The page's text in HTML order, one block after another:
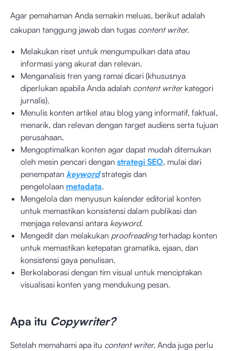
Agar pemahaman Anda semakin meluas, berikut adalah
cakupan tanggung jawab dan tugas content writer.
Melakukan riset untuk mengumpulkan data atau
informasi yang akurat dan relevan.
Menganalisis tren yang ramai dicari (khususnya
diperlukan apabila Anda adalah content writer kategori
jurnalis).
Menulis konten artikel atau blog yang informatif, faktual,
menarik, dan relevan dengan target audiens serta tujuan
perusahaan.
Mengoptimalkan konten agar dapat mudah ditemukan
oleh mesin pencari dengan strategi SEO, mulai dari
penempatan keywordstrategis dan
pengelolaan metadata.
Mengelola dan menyusun kalender editorial konten
untuk memastikan konsistensi dalam publikasi dan
menjaga relevansi antara keyword.
Mengedit dan melakukan proofreadingterhadap konten
untuk memastikan ketepatan gramatika, ejaan, dan
konsistensi gaya penulisan.
Berkolaborasi dengan tim visual untuk menciptakan
visualisasi konten yang mendukung pesan.
Apa itu Copywriter?
Setelah memahami apa itu content writer, Anda juga perlu